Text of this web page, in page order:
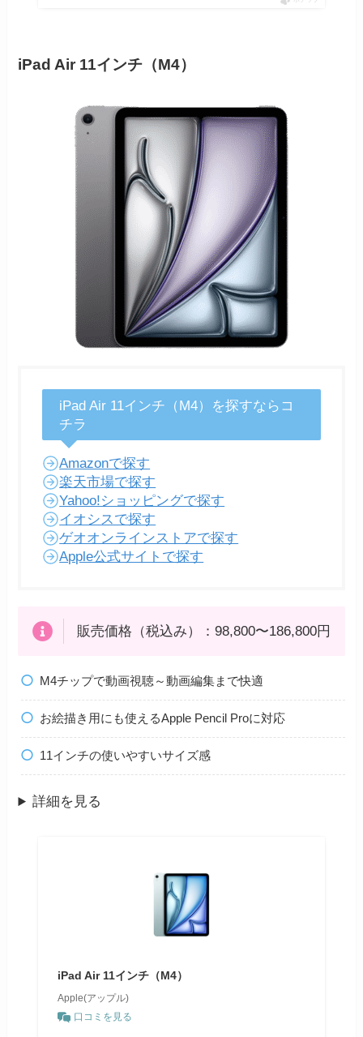
iPad Air 11インチ（M4）
iPad Air 11インチ（M4）を探すならコ
チラ
Amazonで探す
楽天市場で探す
Yahoo!ショッピングで探す
イオシスで探す
ゲオオンラインストアで探す
Apple公式サイトで探す
販売価格（税込み）：98,800〜186,800円
M4チップで動画視聴～動画編集まで快適
お絵描き用にも使えるApple Pencil Proに対応
11インチの使いやすいサイズ感
詳細を見る
iPad Air 11インチ（M4）
Apple(アップル)
口コミを見る